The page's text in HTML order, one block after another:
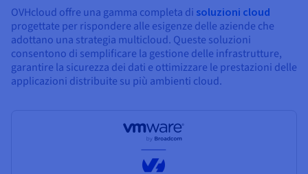
OVHcloud offre una gamma completa di soluzioni cloud
progettate per rispondere alle esigenze delle aziende che
adottano una strategia multicloud. Queste soluzioni
consentono di semplificare la gestione delle infrastrutture,
garantire la sicurezza dei dati e ottimizzare le prestazioni delle
applicazioni distribuite su più ambienti cloud.